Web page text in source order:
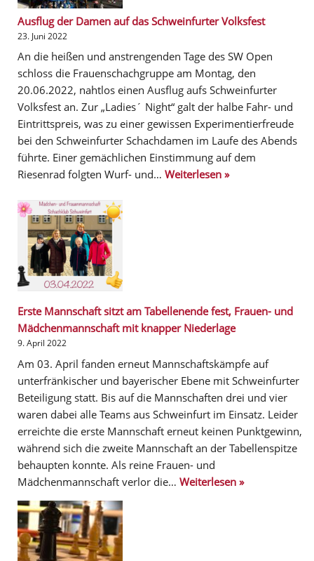
Ausflug der Damen auf das Schweinfurter Volksfest
23. Juni 2022
An die heißen und anstrengenden Tage des SW Open
schloss die Frauenschachgruppe am Montag, den
20.06.2022, nahtlos einen Ausflug aufs Schweinfurter
Volksfest an. Zur „Ladies´ Night“ galt der halbe Fahr- und
Eintrittspreis, was zu einer gewissen Experimentierfreude
bei den Schweinfurter Schachdamen im Laufe des Abends
führte. Einer gemächlichen Einstimmung auf dem
Riesenrad folgten Wurf- und… Weiterlesen »
Erste Mannschaft sitzt am Tabellenende fest, Frauen- und
Mädchenmannschaft mit knapper Niederlage
9. April 2022
Am 03. April fanden erneut Mannschaftskämpfe auf
unterfränkischer und bayerischer Ebene mit Schweinfurter
Beteiligung statt. Bis auf die Mannschaften drei und vier
waren dabei alle Teams aus Schweinfurt im Einsatz. Leider
erreichte die erste Mannschaft erneut keinen Punktgewinn,
während sich die zweite Mannschaft an der Tabellenspitze
behaupten konnte. Als reine Frauen- und
Mädchenmannschaft verlor die… Weiterlesen »